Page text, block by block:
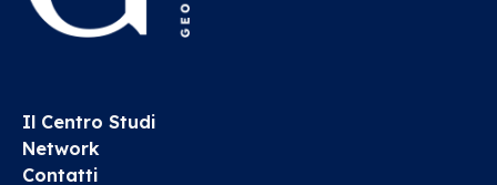
Il Centro Studi
Network
Contatti